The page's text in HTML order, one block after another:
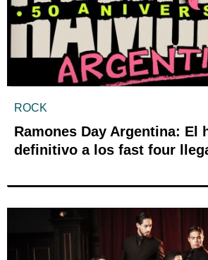
ROCK
Ramones Day Argentina: El
definitivo a los fast four